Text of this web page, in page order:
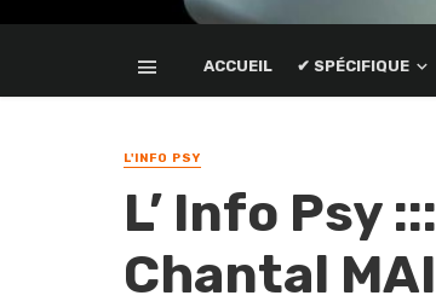
ACCUEIL ✔ SPÉCIFIQUE
L'INFO PSY
L’ Info Psy
Chantal